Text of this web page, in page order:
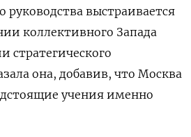
выстраивается
коллективного Запада
стратегического
она, добавив, что Москва
учения именно